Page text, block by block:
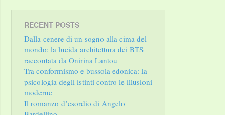
RECENT POSTS
Dalla cenere di un sogno alla cima del
mondo: la lucida architettura dei BTS
raccontata da Onirina Lantou
Tra conformismo e bussola edonica: la
psicologia degli istinti contro le illusioni
moderne
Il romanzo d’esordio di Angelo